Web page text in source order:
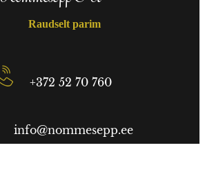
Raudselt parim
+372 52 70 760
info@nommesepp.ee